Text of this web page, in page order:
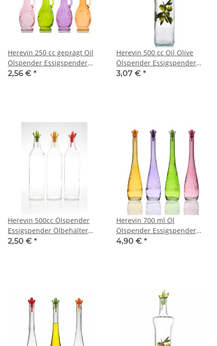
Herevin 250 cc geprägt Oil
Ölspender Essigspender
Ölbehälter Essigbehälter
2,56 € *
Herevin 500 cc Oil Olive
Ölspender Essigspender
Ölbehälter Essigbehälter
3,07 € *
Herevin 500cc Ölspender
Essigspender Ölbehälter
Essigbehälter Öl Sirkelik
2,50 € *
Herevin 700 ml Öl
Ölspender Essigspender
Ölbehälter Essigbehälter
4,90 € *